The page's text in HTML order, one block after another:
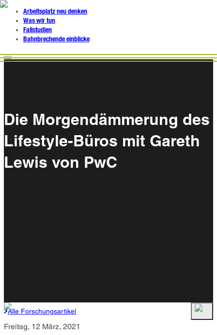
Arbeitsplatz neu denken
Was wir tun
Fallstudien
Bahnbrechende einblicke
Die Morgendämmerung des
Lifestyle-Büros mit Gareth
Lewis von PwC
Alle Forschungsartikel
Freitag, 12 März, 2021